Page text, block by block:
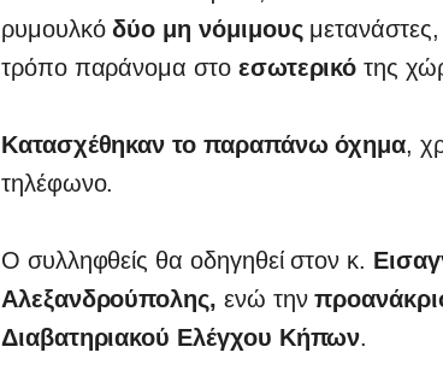
ρυμουλκόδύο μη νόμιμους μετανάστες,
τρόπο παράνομα στο εσωτερικό της
Κατασχέθηκαν το παραπάνω όχημα,
τηλέφωνο.
Ο συλληφθείς θα οδηγηθεί στον κ.
Αλεξανδρούπολης, ενώ την
Διαβατηριακού Ελέγχου Κήπων.